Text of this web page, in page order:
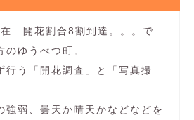
…開花割合8割到達。。。で
ゆうべつ町。
行う「開花調査」と「写真撮
強弱、曇天か晴天かなどなどを